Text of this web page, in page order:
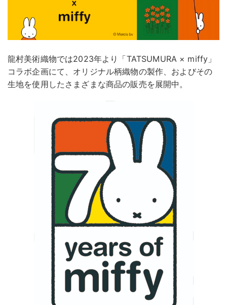
龍村美術織物では2023年より「TATSUMURA × miffy」
コラボ企画にて、オリジナル柄織物の製作、およびその
生地を使用したさまざまな商品の販売を展開中。